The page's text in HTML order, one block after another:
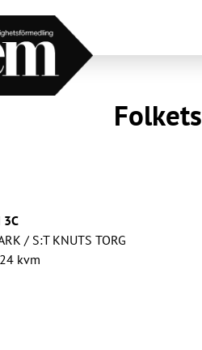
3C
/ S:T KNUTS TORG
24 kvm